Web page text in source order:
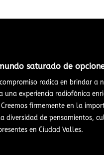
saturado de
radica en brindar a
una experiencia radiofónica
firmemente en la
diversidad de pensamientos,
en Ciudad Valles.